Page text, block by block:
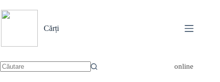
la
conținut
Cărți
online